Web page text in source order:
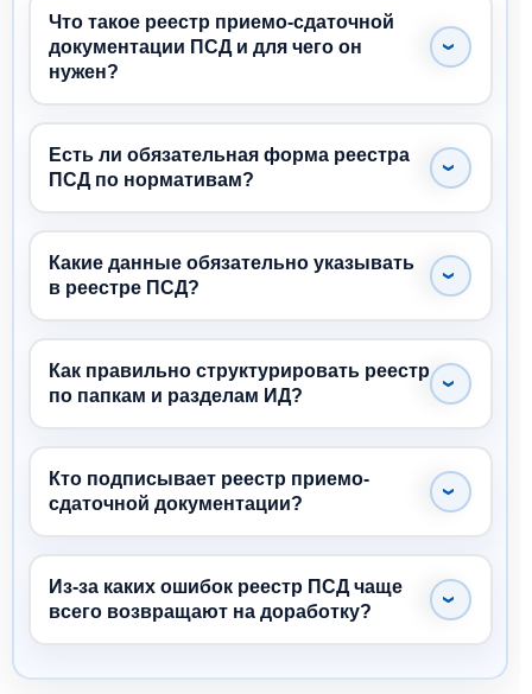
Что такое реестр приемо-сдаточной
документации ПСД и для чего он
нужен?
Есть ли обязательная форма реестра
ПСД по нормативам?
Какие данные обязательно указывать
в реестре ПСД?
Как правильно структурировать реестр
по папкам и разделам ИД?
Кто подписывает реестр приемо-
сдаточной документации?
Из-за каких ошибок реестр ПСД чаще
всего возвращают на доработку?